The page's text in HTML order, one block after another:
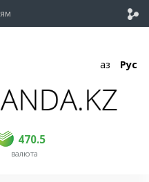
Қаз Рус
470.5470.5
валюта